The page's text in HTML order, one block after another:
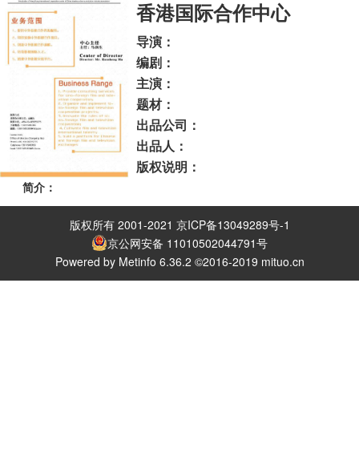
香港国际合作中心
导演：
编剧：
主演：
题材：
出品公司：
出品人：
版权说明：
简介：
版权所有 2001-2021 京ICP备13049289号-1
京公网安备 11010502044791号
Powered by Metinfo 6.36.2 ©2016-2019 mituo.cn